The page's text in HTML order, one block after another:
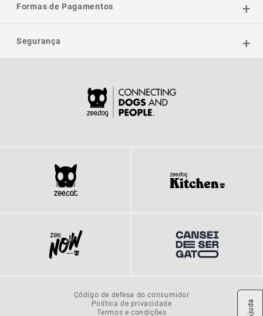
Formas de Pagamentos
Segurança
Código de defesa do consumidor
Política de privacidade
Termos e condições
Ajuda